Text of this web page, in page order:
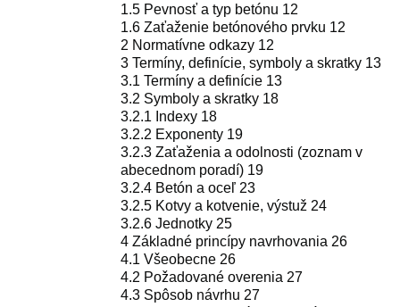
1.5 Pevnosť a typ betónu 12
1.6 Zaťaženie betónového prvku 12
2 Normatívne odkazy 12
3 Termíny, definície, symboly a skratky 13
3.1 Termíny a definície 13
3.2 Symboly a skratky 18
3.2.1 Indexy 18
3.2.2 Exponenty 19
3.2.3 Zaťaženia a odolnosti (zoznam v
abecednom poradí) 19
3.2.4 Betón a oceľ 23
3.2.5 Kotvy a kotvenie, výstuž 24
3.2.6 Jednotky 25
4 Základné princípy navrhovania 26
4.1 Všeobecne 26
4.2 Požadované overenia 27
4.3 Spôsob návrhu 27